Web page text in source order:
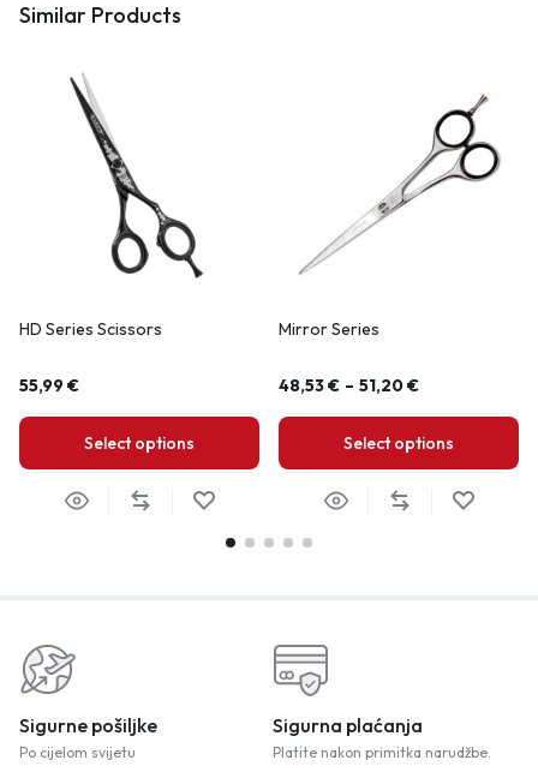
Similar Products
HD Series Scissors
55,99€
Select options
Mirror Series
48,53€ – 51,20€
Select options
Sigurne pošiljke
Po cijelom svijetu
Sigurna plaćanja
Platite nakon primitka narudžbe.